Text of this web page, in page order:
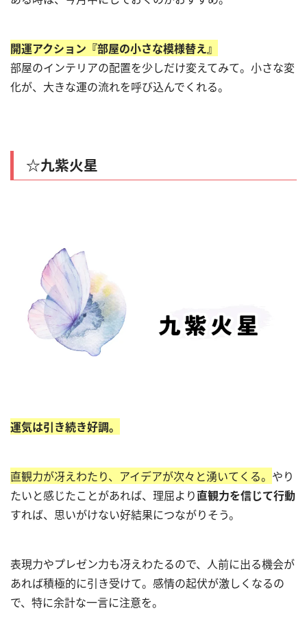
開運アクション『部屋の小さな模様替え』
部屋のインテリアの配置を少しだけ変えてみて。小さな変
化が、大きな運の流れを呼び込んでくれる。
☆九紫火星
運気は引き続き好調。
直観力が冴えわたり、アイデアが次々と湧いてくる。 やり
たいと感じたことがあれば、理屈より直観力を信じて行動
すれば、思いがけない好結果につながりそう。
表現力やプレゼン力も冴えわたるので、人前に出る機会が
あれば積極的に引き受けて。感情の起伏が激しくなるの
で、特に余計な一言に注意を。